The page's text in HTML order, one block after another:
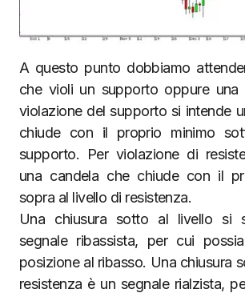
A questo punto dobbiamo
che violi un supporto oppure una
violazione del supporto si intende
chiude con il proprio minimo
supporto. Per violazione di
una candela che chiude con il
sopra al livello di resistenza.
Una chiusura sotto al livello si
segnale ribassista, per cui
posizione al ribasso. Una chiusura
resistenza è un segnale rialzista,